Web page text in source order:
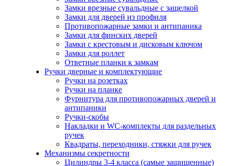
Замки врезные сувальдные с защелкой
Замки для дверей из профиля
Противопожарные замки и антипаника
Замки для финских дверей
Замки с крестовым и дисковым ключом
Замки для роллет
Ответные планки к замкам
Ручки дверные и комплектующие
Ручки на розетках
Ручки на планке
Фурнитура для противопожарных дверей и
антипаники
Ручки-скобы
Накладки и WC-комплекты для раздельных
ручек
Квадраты, переходники, стяжки для ручек
Механизмы секретности
Цилиндры 3-4 класса (самые защищенные)